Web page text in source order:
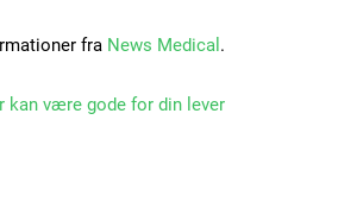
fra News Medical .
kan være gode for din lever